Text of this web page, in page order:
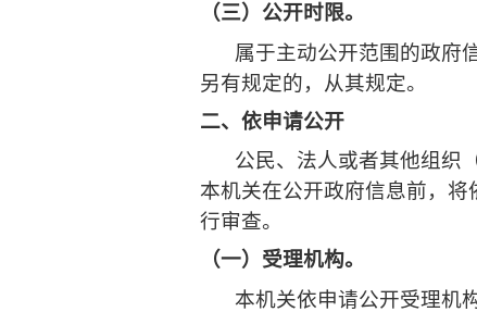
（三）公开时限。
属于主动公开范围的政府
另有规定的，从其规定。
二、依申请公开
公民、法人或者其他组织
本机关在公开政府信息前，
行审查。
（一）受理机构。
本机关依申请公开受理机构